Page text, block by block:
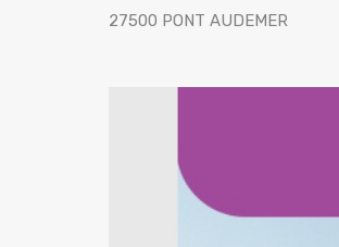
27500 PONT AUDEMER